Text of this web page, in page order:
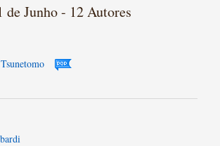
de Junho - 12 Autores